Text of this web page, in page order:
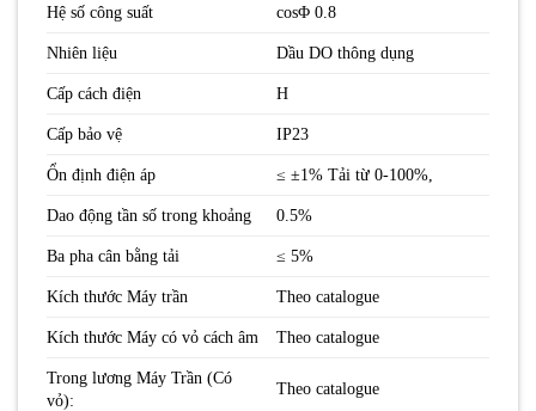
Hệ số công suất cosΦ 0.8
Nhiên liệu Dầu DO thông dụng
Cấp cách điện H
Cấp bảo vệ IP23
Ổn định điện áp ≤ ±1% Tải từ 0-100%,
Dao động tần số trong khoảng 0.5%
Ba pha cân bằng tải ≤ 5%
Kích thước Máy trần Theo catalogue
Kích thước Máy có vỏ cách âm Theo catalogue
Trong lương Máy Trần (Có
vỏ):
Theo catalogue